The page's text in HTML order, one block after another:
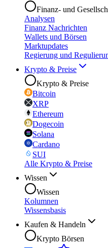
Finanz- und
Analysen
Finanz Nachrichten
Wallets und Börsen
Marktupdates
Regierung und
Krypto & Preise
Krypto & Preise
Bitcoin
XRP
Ethereum
Dogecoin
Solana
Cardano
SUI
Alle Krypto & Preise
Wissen
Wissen
Kolumnen
Wissensbasis
Kaufen & Handeln
Krypto Börsen